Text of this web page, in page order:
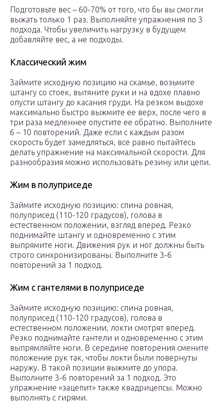
Подготовьте вес – 60-70% от того, что бы вы смогли
выжать только 1 раз. Выполняйте упражнения по 3
подхода. Чтобы увеличить нагрузку в будущем
добавляйте вес, а не подходы.
Классический жим
Займите исходную позицию на скамье, возьмите
штангу со стоек, вытяните руки и на вдохе плавно
опусти штангу до касания груди. На резком выдохе
максимально быстро выжмите ее верх, после чего в
три раза медленнее опустите ее обратно. Выполните
6 – 10 повторений. Даже если с каждым разом
скорость будет замедляться, все равно пытайтесь
делать упражнение на максимальной скорости. Для
разнообразия можно использовать резину или цепи.
Жим в полуприседе
Займите исходную позицию: спина ровная,
полуприсед (110-120 градусов), голова в
естественном положении, взгляд вперед. Резко
поднимайте штангу и одновременно с этим
выпрямите ноги. Движения рук и ног должны быть
строго синхронизированы. Выполните 3-6
повторений за 1 подход.
Жим с гантелями в полуприседе
Займите исходную позицию: спина ровная,
полуприсед (110-120 градусов), голова в
естественном положении, локти смотрят вперед.
Резко поднимайте гантели и одновременно с этим
выпрямляйте ноги. В середине повторения смените
положение рук так, чтобы локти были повернуты
наружу. В такой позиции выжмите до упора.
Выполните 3-6 повторений за 1 подход. Это
упражнение «зацепит» также квадрицепсы. Можно
выполнять с гирями.